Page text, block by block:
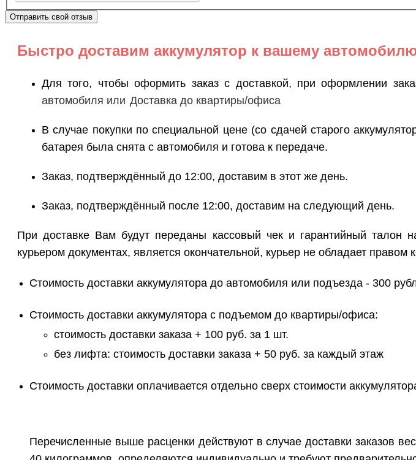
Отправить свой отзыв
Быстро доставим аккумулятор к вашему
Для того, чтобы оформить заказ с доставкой, при оформлении
автомобиля или Доставка до квартиры/офиса
В случае покупки по специальной цене (со сдачей старого
батарея была снята с автомобиля и готова к передаче.
Заказ, подтверждённый до 12:00, доставим в этот же день.
Заказ, подтверждённый после 12:00, доставим на следующий день.
При доставке Вам будут переданы кассовый чек и гарантийный талон
курьером документах, является окончательной, курьер не обладает правом
Стоимость доставки аккумулятора до автомобиля или подъезда - 300
Стоимость доставки аккумулятора с подъемом до квартиры/офиса:
стоимость доставки заказа + 100 руб. за 1 шт.
без лифта: стоимость доставки заказа + 50 руб. за каждый этаж
Стоимость доставки оплачивается отдельно сверх стоимости
Перечисленные выше расценки действуют в случае доставки заказов